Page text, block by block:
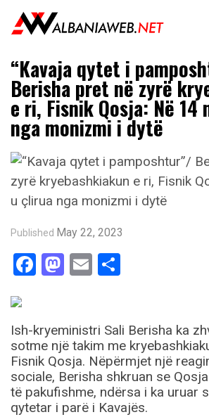
“Kavaja qytet i
Berisha pret në zyrë
e ri, Fisnik Qosja: Në 14
nga monizmi i dytë
Published May 22, 2023
Facebook
Mastodon
Email
Ish-kryeministri Sali Berisha ka
sotme një takim me
Fisnik Qosja. Nëpërmjet një
sociale, Berisha shkruan se
të pakufishme, ndërsa i ka uruar
qytetar i parë i Kavajës.